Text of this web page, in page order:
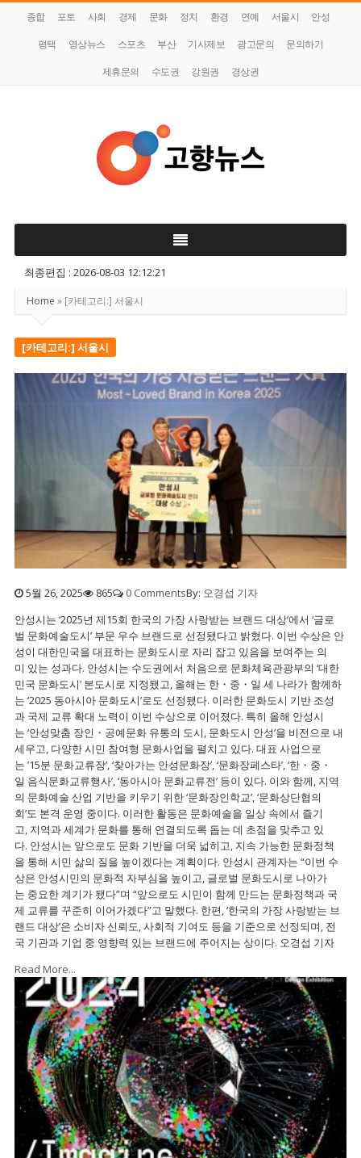
종합 포토 사회 경제 문화 정치 환경 연예 서울시
안성
평택
영상뉴스 스포츠 부산 기사제보 광고문의
문의하기
제휴문의
수도권 강원권 경상권
향
뉴
스
최종편집 : 2026-08-03 12:12:21
Home » [카테고리:] 서울시
[카테고리:] 서울시
5월 26, 2025 865 0 CommentsBy: 오경섭 기자
안성시는 ‘2025년 제15회 한국의 가장 사랑받는 브랜드 대상’에서 ‘글로
벌 문화예술도시’ 부문 우수 브랜드로 선정됐다고 밝혔다. 이번 수상은 안
성이 대한민국을 대표하는 문화도시로 자리 잡고 있음을 보여주는 의
미 있는 성과다. 안성시는 수도권에서 처음으로 문화체육관광부의 ‘대한
민국 문화도시’ 본도시로 지정됐고, 올해는 한・중・일 세 나라가 함께하
는 ‘2025 동아시아 문화도시’로도 선정됐다. 이러한 문화도시 기반 조성
과 국제 교류 확대 노력이 이번 수상으로 이어졌다. 특히 올해 안성시
는 ‘안성맞춤 장인・공예문화 유통의 도시, 문화도시 안성’을 비전으로 내
세우고, 다양한 시민 참여형 문화사업을 펼치고 있다. 대표 사업으로
는 ’15분 문화교류장’, ‘찾아가는 안성문화장’, ‘문화장페스타’, ‘한・중・
일 음식문화교류행사’, ‘동아시아 문화교류전’ 등이 있다. 이와 함께, 지역
의 문화예술 산업 기반을 키우기 위한 ‘문화장인학교’, ‘문화상단협의
회’도 본격 운영 중이다. 이러한 활동은 문화예술을 일상 속에서 즐기
고, 지역과 세계가 문화를 통해 연결되도록 돕는 데 초점을 맞추고 있
다. 안성시는 앞으로도 문화 기반을 더욱 넓히고, 지속 가능한 문화정책
을 통해 시민 삶의 질을 높이겠다는 계획이다. 안성시 관계자는 “이번 수
상은 안성시민의 문화적 자부심을 높이고, 글로벌 문화도시로 나아가
는 중요한 계기가 됐다”며 “앞으로도 시민이 함께 만드는 문화정책과 국
제 교류를 꾸준히 이어가겠다”고 말했다. 한편, ‘한국의 가장 사랑받는 브
랜드 대상’은 소비자 신뢰도, 사회적 기여도 등을 기준으로 선정되며, 전
국 기관과 기업 중 영향력 있는 브랜드에 주어지는 상이다. 오경섭 기자
Read More...